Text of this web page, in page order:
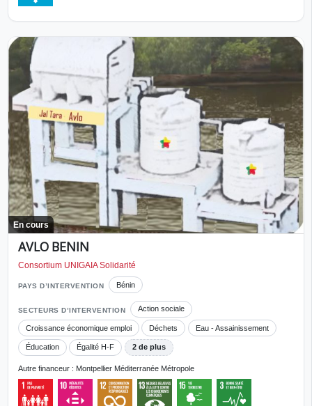
En cours
AVLO BENIN
Consortium UNIGAIA Solidarité
PAYS D’INTERVENTION Bénin
SECTEURS D’INTERVENTION Action sociale
Croissance économique emploi Déchets Eau - Assainissement
Éducation Égalité H-F 2 de plus
Autre financeur : Montpellier Méditerranée Métropole